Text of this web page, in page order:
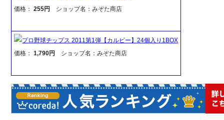
価格：255円 ショップ名：みぞた商店
プロ野球チップス 2011第1弾【カルビー】24個入り1BOX
価格：1,790円 ショップ名：みぞた商店